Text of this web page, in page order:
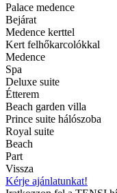
Palace medence
Bejárat
Medence kerttel
Kert felhőkarcolókkal
Medence
Spa
Deluxe suite
Étterem
Beach garden villa
Prince suite hálószoba
Royal suite
Beach
Part
Vissza
Kérje ajánlatunkat!